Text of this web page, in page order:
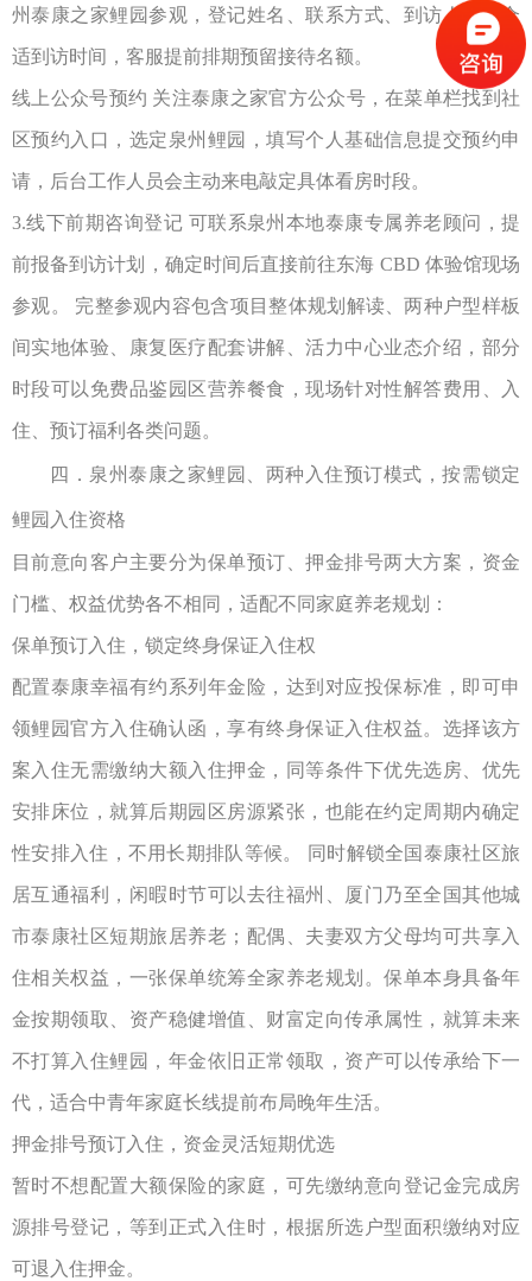
州泰康之家鲤园参观，登记姓名、联系方式、到访人数与合
适到访时间，客服提前排期预留接待名额。
线上公众号预约 关注泰康之家官方公众号，在菜单栏找到社
区预约入口，选定泉州鲤园，填写个人基础信息提交预约申
请，后台工作人员会主动来电敲定具体看房时段。
3.线下前期咨询登记 可联系泉州本地泰康专属养老顾问，提
前报备到访计划，确定时间后直接前往东海 CBD 体验馆现场
参观。 完整参观内容包含项目整体规划解读、两种户型样板
间实地体验、康复医疗配套讲解、活力中心业态介绍，部分
时段可以免费品鉴园区营养餐食，现场针对性解答费用、入
住、预订福利各类问题。
四 ． 泉州泰康之家鲤园 、两种入住预订模式，按需锁定
鲤园入住资格
目前意向客户主要分为保单预订、押金排号两大方案，资金
门槛、权益优势各不相同，适配不同家庭养老规划：
保单预订入住，锁定终身保证入住权
配置泰康幸福有约系列年金险，达到对应投保标准，即可申
领鲤园官方入住确认函，享有终身保证入住权益。选择该方
案入住无需缴纳大额入住押金，同等条件下优先选房、优先
安排床位，就算后期园区房源紧张，也能在约定周期内确定
性安排入住，不用长期排队等候。 同时解锁全国泰康社区旅
居互通福利，闲暇时节可以去往福州、厦门乃至全国其他城
市泰康社区短期旅居养老；配偶、夫妻双方父母均可共享入
住相关权益，一张保单统筹全家养老规划。保单本身具备年
金按期领取、资产稳健增值、财富定向传承属性，就算未来
不打算入住鲤园，年金依旧正常领取，资产可以传承给下一
代，适合中青年家庭长线提前布局晚年生活。
押金排号预订入住，资金灵活短期优选
暂时不想配置大额保险的家庭，可先缴纳意向登记金完成房
源排号登记，等到正式入住时，根据所选户型面积缴纳对应
可退入住押金。